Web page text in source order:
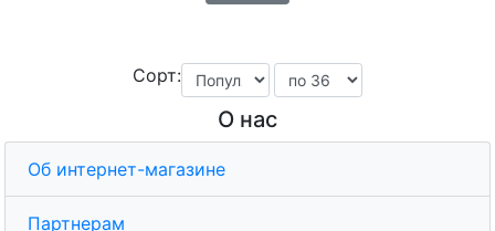
Сорт:
О нас
Об интернет-магазине
Партнерам